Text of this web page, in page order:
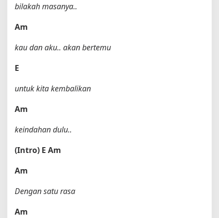
bilakah masanya..
Am
kau dan aku.. akan bertemu
E
untuk kita kembalikan
Am
keindahan dulu..
(Intro) E Am
Am
Dengan satu rasa
Am